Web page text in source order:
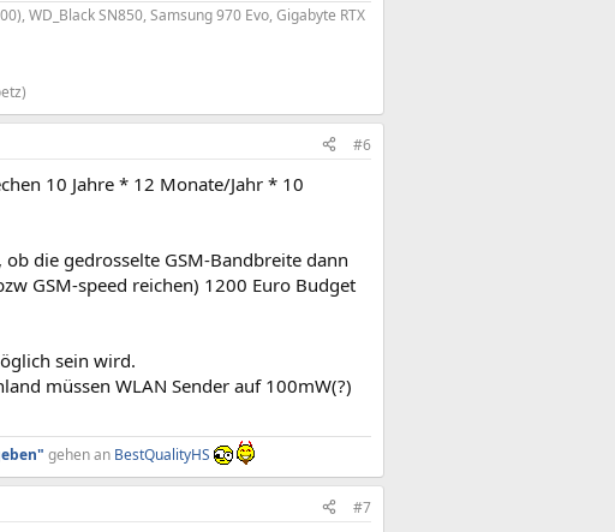
WD_Black SN850, Samsung 970 Evo, Gigabyte RTX
#6
10 Jahre * 12 Monate/Jahr * 10
die gedrosselte GSM-Bandbreite dann
GSM-speed reichen) 1200 Euro Budget
sein wird.
müssen WLAN Sender auf 100mW(?)
gehen an BestQualityHS
#7